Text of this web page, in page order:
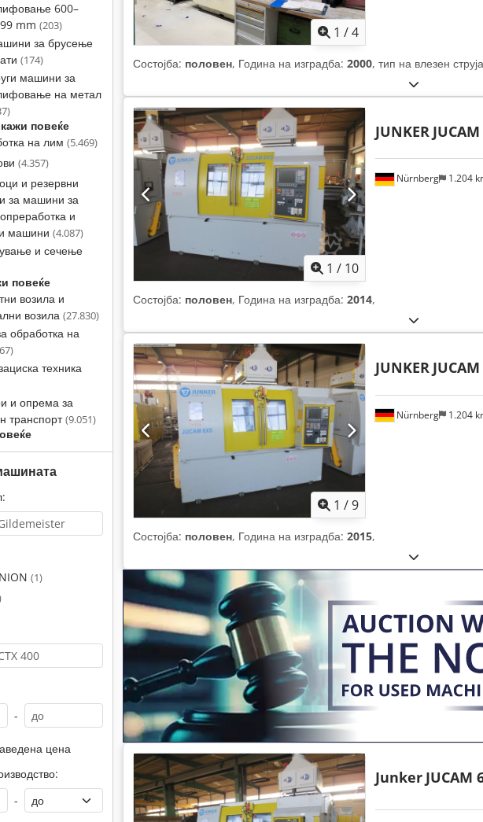
600–
mm (203)
за брусење
(174)
машини за
на метал
повеќе
на лим (5.469)
(4.357)
и резервни
за машини за
и
машини (4.087)
и сечење
повеќе
возила и
возила (27.830)
обработка на
техника
и опрема за
транспорт(9.051)
(1)
-
цена
-
1 /4
Состојба: половен, Година на изградба: 2000, тип на влезен
1 / 10
Nürnberg 1.204
JUNKER
Состојба: половен, Година на изградба: 2014,
1 /9
Nürnberg 1.204
JUNKER
Состојба: половен, Година на изградба: 2015,
Junker JUCAM